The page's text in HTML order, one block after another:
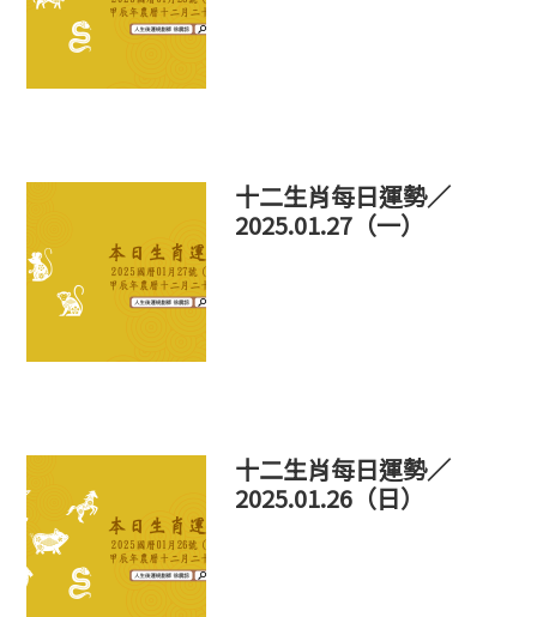
十二生肖每日運勢／
2025.01.27（一）
十二生肖每日運勢／
2025.01.26（日）